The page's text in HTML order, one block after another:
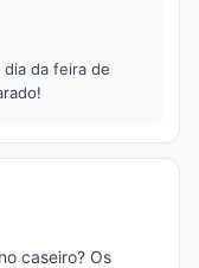
da feira de
caseiro? Os